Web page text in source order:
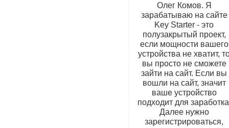
Олег Комов. Я
зарабатываю на сайте
Key Starter - это
полузакрытый проект,
если мощности вашего
устройства не хватит,
вы просто не сможете
зайти на сайт. Если вы
вошли на сайт, значит
ваше устройство
подходит для
Далее нужно
зарегистрироваться,